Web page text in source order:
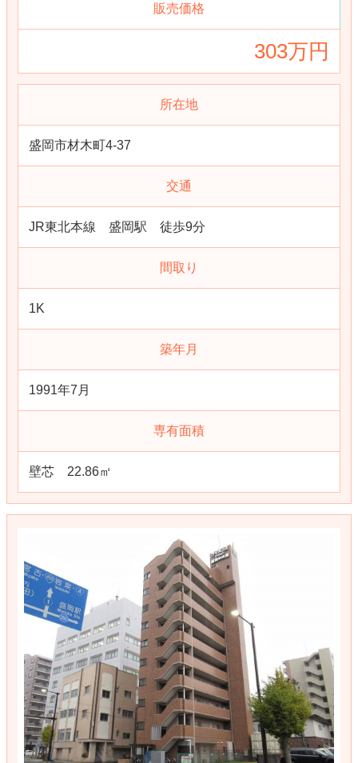
販売価格
303万円
所在地
盛岡市材木町4-37
交通
JR東北本線 盛岡駅 徒歩9分
間取り
1K
築年月
1991年7月
専有面積
壁芯 22.86㎡